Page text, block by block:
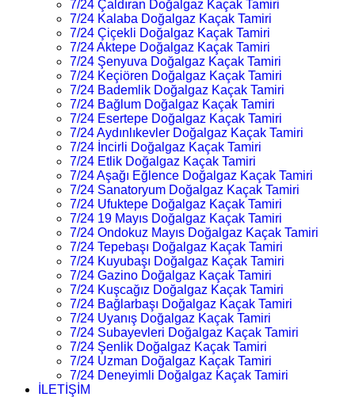
7/24 Çaldıran Doğalgaz Kaçak Tamiri
7/24 Kalaba Doğalgaz Kaçak Tamiri
7/24 Çiçekli Doğalgaz Kaçak Tamiri
7/24 Aktepe Doğalgaz Kaçak Tamiri
7/24 Şenyuva Doğalgaz Kaçak Tamiri
7/24 Keçiören Doğalgaz Kaçak Tamiri
7/24 Bademlik Doğalgaz Kaçak Tamiri
7/24 Bağlum Doğalgaz Kaçak Tamiri
7/24 Esertepe Doğalgaz Kaçak Tamiri
7/24 Aydınlıkevler Doğalgaz Kaçak Tamiri
7/24 İncirli Doğalgaz Kaçak Tamiri
7/24 Etlik Doğalgaz Kaçak Tamiri
7/24 Aşağı Eğlence Doğalgaz Kaçak Tamiri
7/24 Sanatoryum Doğalgaz Kaçak Tamiri
7/24 Ufuktepe Doğalgaz Kaçak Tamiri
7/24 19 Mayıs Doğalgaz Kaçak Tamiri
7/24 Ondokuz Mayıs Doğalgaz Kaçak Tamiri
7/24 Tepebaşı Doğalgaz Kaçak Tamiri
7/24 Kuyubaşı Doğalgaz Kaçak Tamiri
7/24 Gazino Doğalgaz Kaçak Tamiri
7/24 Kuşcağız Doğalgaz Kaçak Tamiri
7/24 Bağlarbaşı Doğalgaz Kaçak Tamiri
7/24 Uyanış Doğalgaz Kaçak Tamiri
7/24 Subayevleri Doğalgaz Kaçak Tamiri
7/24 Şenlik Doğalgaz Kaçak Tamiri
7/24 Uzman Doğalgaz Kaçak Tamiri
7/24 Deneyimli Doğalgaz Kaçak Tamiri
İLETİŞİM